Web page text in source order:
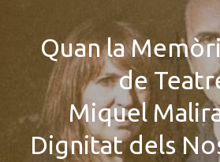
Quan la
de
Miquel
Dignitat dels